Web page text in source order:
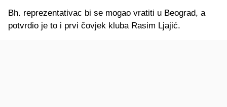
Bh. reprezentativac bi se mogao vratiti u Beograd, a
potvrdio je to i prvi čovjek kluba Rasim Ljajić.